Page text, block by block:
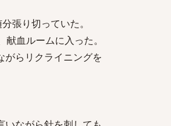
張り切っていた。
血ルームに入った。
がらリクライニングを